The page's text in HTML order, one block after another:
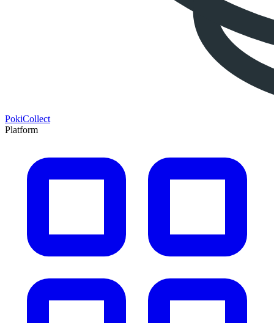
PokiCollect
Platform